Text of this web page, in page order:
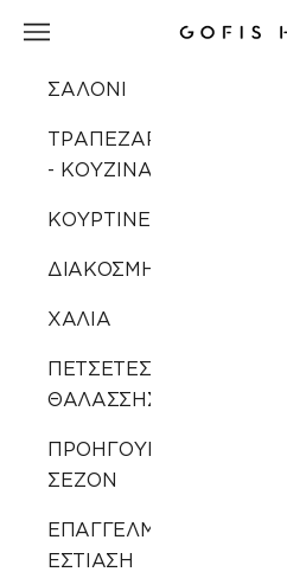
Gofis Home
Άνοιγμα μενού πλοήγησης
ΣΑΛΟΝΙ
ΤΡΑΠΕΖΑΡΙΑ
- ΚΟΥΖΙΝΑ
ΚΟΥΡΤΙΝΕΣ
ΔΙΑΚΟΣΜΗΣΗ
ΧΑΛΙΑ
ΠΕΤΣΕΤΕΣ
ΘΑΛΑΣΣΗΣ
ΠΡΟΗΓΟΥΜΕΝΩΝ
ΣΕΖΟΝ
ΕΠΑΓΓΕΛΜΑΤΙΚΗ
ΕΣΤΙΑΣΗ